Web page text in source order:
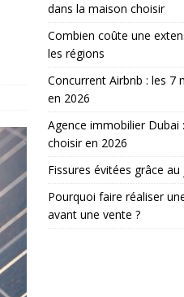
dans la maison choisir
Combien coûte une
les régions
Concurrent Airbnb : les 7
en 2026
Agence immobilier Dubai
choisir en 2026
Fissures évitées grâce
Pourquoi faire réaliser
avant une vente ?